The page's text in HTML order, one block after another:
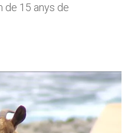
de 15 anys de